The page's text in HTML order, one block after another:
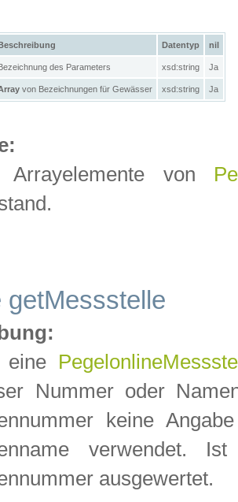
Datentyp nil
des Parameters xsd:string Ja
von Bezeichnungen für Gewässer xsd:string Ja
von
getMessstelle
eine
Nummer oder
keine
verwendet.
ausgewertet.